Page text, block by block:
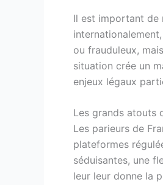
Il est important de
ou frauduleux,
situation crée un
enjeux légaux
Les grands atouts
Les parieurs de
plateformes
séduisantes, une
leur leur donne la